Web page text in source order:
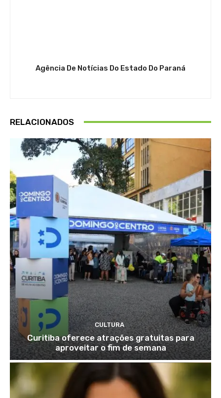
Agência De Notícias Do Estado Do Paraná
RELACIONADOS
CULTURA
Curitiba oferece atrações gratuitas para
aproveitar o fim de semana